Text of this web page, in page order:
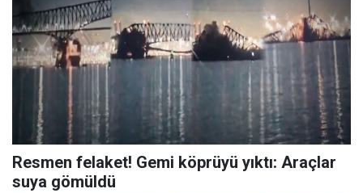
Resmen felaket! Gemi köprüyü yıktı: Araçlar
suya gömüldü